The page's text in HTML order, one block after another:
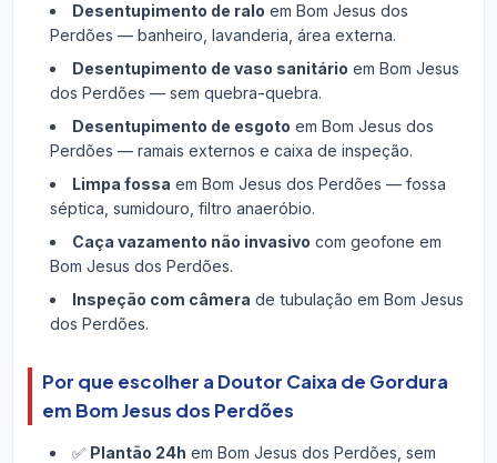
Desentupimento de ralo em Bom Jesus dos
Perdões — banheiro, lavanderia, área externa.
Desentupimento de vaso sanitário em Bom Jesus
dos Perdões — sem quebra-quebra.
Desentupimento de esgoto em Bom Jesus dos
Perdões — ramais externos e caixa de inspeção.
Limpa fossa em Bom Jesus dos Perdões — fossa
séptica, sumidouro, filtro anaeróbio.
Caça vazamento não invasivo com geofone em
Bom Jesus dos Perdões.
Inspeção com câmera de tubulação em Bom Jesus
dos Perdões.
Por que escolher a Doutor Caixa de Gordura
em Bom Jesus dos Perdões
✅ Plantão 24h em Bom Jesus dos Perdões, sem